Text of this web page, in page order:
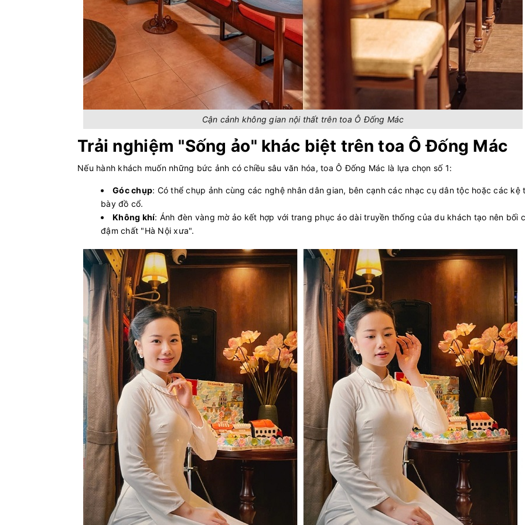
Cận cảnh không gian nội thất trên toa Ô Đống Mác
Trải nghiệm "Sống ảo" khác biệt trên toa Ô Đống Mác
Nếu hành khách muốn những bức ảnh có chiều sâu văn hóa, toa Ô Đống Mác là lựa chọn số 1:
Góc chụp: Có thể chụp ảnh cùng các nghệ nhân dân gian, bên cạnh các nhạc cụ dân tộc hoặc các kệ
bày đồ cổ.
Không khí: Ánh đèn vàng mờ ảo kết hợp với trang phục áo dài truyền thống của du khách tạo nên bối
đậm chất "Hà Nội xưa".